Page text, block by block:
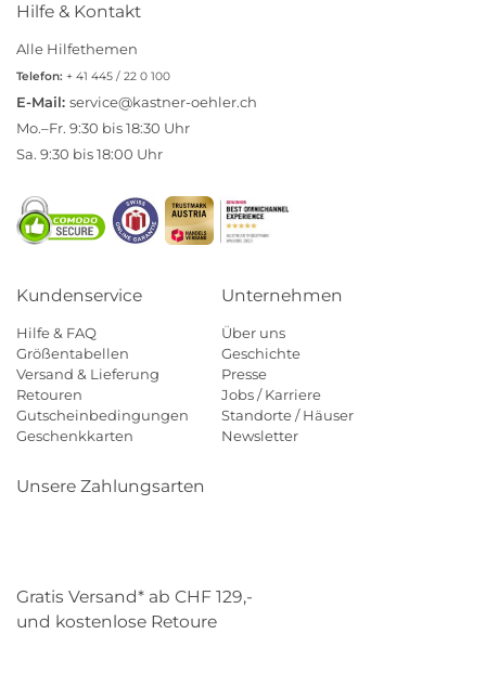
Hilfe & Kontakt
Alle Hilfethemen
Telefon: + 41 445 / 22 0 100
E-Mail: service@kastner-oehler.ch
Mo.–Fr. 9:30 bis 18:30 Uhr
Sa. 9:30 bis 18:00 Uhr
Kundenservice
Hilfe & FAQ
Größentabellen
Versand & Lieferung
Retouren
Gutscheinbedingungen
Geschenkkarten
Unternehmen
Über uns
Geschichte
Presse
Jobs / Karriere
Standorte / Häuser
Newsletter
Unsere Zahlungsarten
Gratis Versand* ab CHF 129,-
und kostenlose Retoure